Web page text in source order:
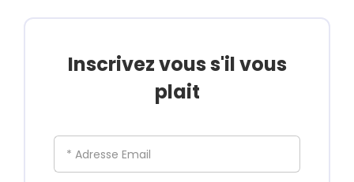
Inscrivez vous s'il vous
plait
* Adresse Email